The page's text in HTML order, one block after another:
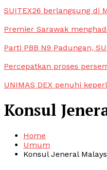
SUITEX26 berlangsung di
Premier Sarawak
Parti PBB N9 Padungan,
Percepatkan proses
UNIMAS DEX penuhi
Konsul
Home
Umum
Konsul Jeneral